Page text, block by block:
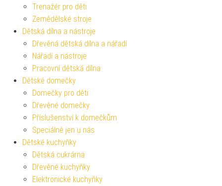
Trenažér pro děti
Zemědělské stroje
Dětská dílna a nástroje
Dřevěná dětská dílna a nářadí
Nářadí a nástroje
Pracovní dětská dílna
Dětské domečky
Domečky pro děti
Dřevěné domečky
Příslušenství k domečkům
Speciálně jen u nás
Dětské kuchyňky
Dětská cukrárna
Dřevěné kuchyňky
Elektronické kuchyňky